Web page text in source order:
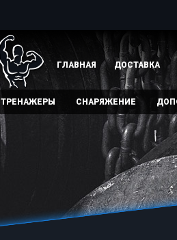
ГЛАВНАЯ ДОСТАВКА
ТРЕНАЖЕРЫ СНАРЯЖЕНИЕ